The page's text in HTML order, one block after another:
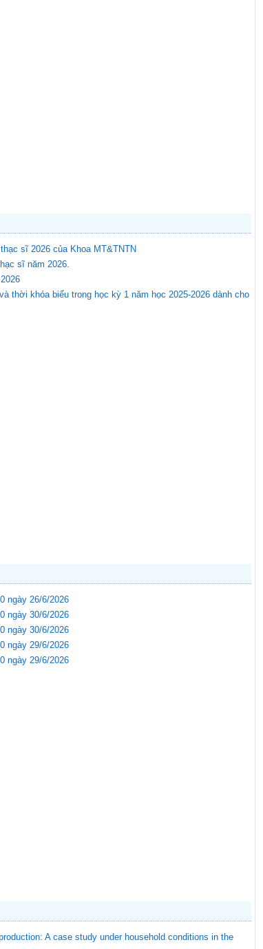
sĩ 2026 của Khoa MT&TNTN
sĩ năm 2026.
thời khóa biểu trong học kỳ 1 năm học 2025-2026 dành cho
ngày 26/6/2026
ngày 30/6/2026
ngày 30/6/2026
ngày 29/6/2026
ngày 29/6/2026
A case study under household conditions in the